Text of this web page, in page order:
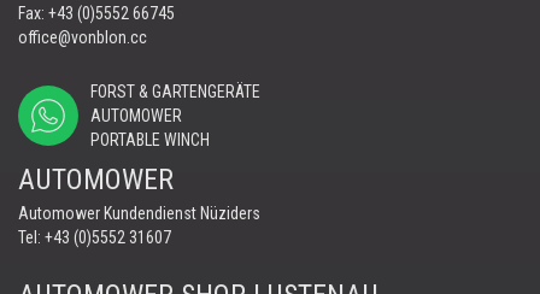
Fax: +43 (0)5552 66745
office@vonblon.cc
FORST & GARTENGERÄTE
AUTOMOWER
PORTABLE WINCH
AUTOMOWER
Automower Kundendienst Nüziders
Tel: +43 (0)5552 31607